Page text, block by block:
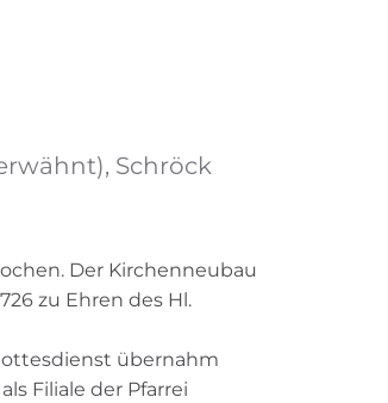
Schröck
Der Kirchenneubau
zu Ehren des Hl.
übernahm
Filiale der Pfarrei